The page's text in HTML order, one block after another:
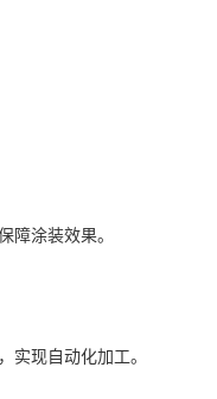
涂装效果。
现自动化加工。